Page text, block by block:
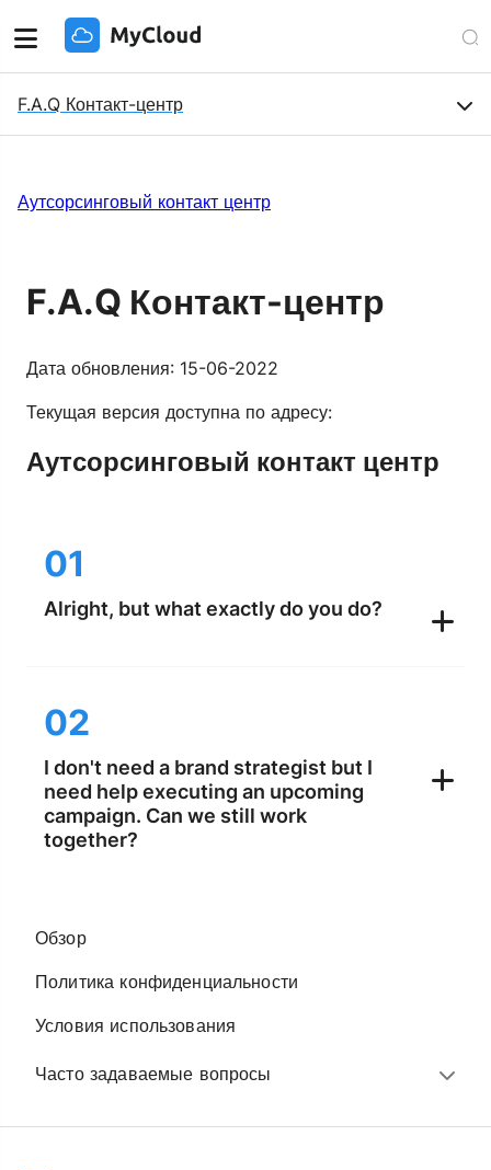
F.A.Q Контакт-центр
Аутсорсинговый контакт центр
F.A.Q Контакт-центр
Дата обновления: 15-06-2022
Текущая версия доступна по адресу:
Аутсорсинговый контакт центр
01
Alright, but what exactly do you do?
02
I don't need a brand strategist but I
need help executing an upcoming
campaign. Can we still work
together?
Обзор
Политика конфиденциальности
Условия использования
Часто задаваемые вопросы